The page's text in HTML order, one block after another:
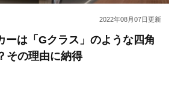
2022年08月07日更新
ーは「Gクラス」のような四角
その理由に納得